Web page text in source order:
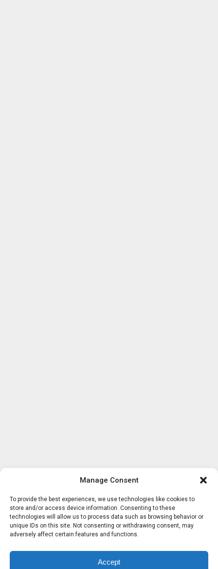
Manage Consent
To provide the best experiences, we use technologies like cookies to
store and/or access device information. Consenting to these
technologies will allow us to process data such as browsing behavior or
unique IDs on this site. Not consenting or withdrawing consent, may
adversely affect certain features and functions.
Accept